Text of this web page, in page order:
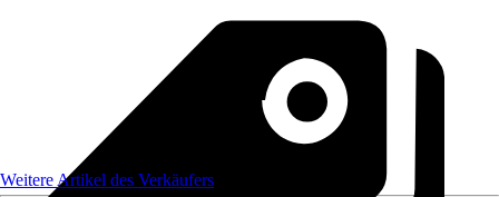
Weitere Artikel des Verkäufers